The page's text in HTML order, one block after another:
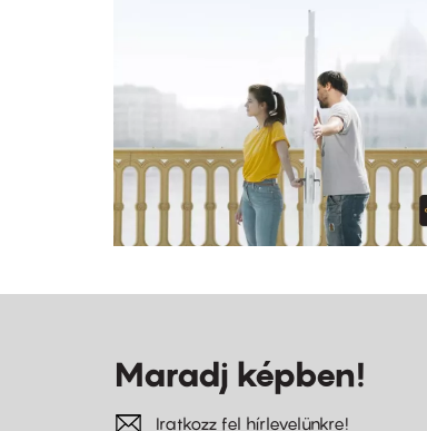
Maradj képben!
Iratkozz fel hírlevelünkre!